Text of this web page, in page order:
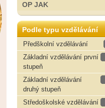
OP JAK
Podle typu vzdělávání
Předškolní vzdělávání
Základní vzdělávání první
stupeň
Základní vzdělávání
druhý stupeň
Středoškolské vzdělávání